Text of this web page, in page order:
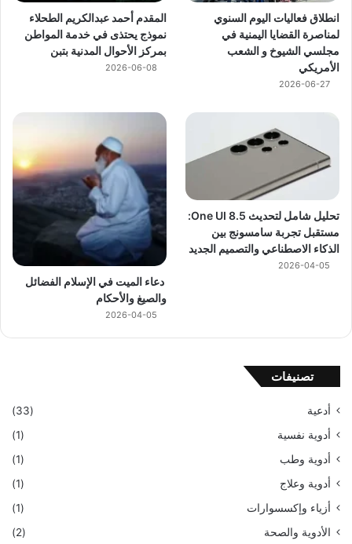
انطلاق فعاليات اليوم السنوي
لمناصرة القضايا اليمنية في
مجلسي الشيوخ و الشعب
الأمريكي
2026-06-27
المقدم أحمد عبدالكريم الطحلاء
نموذج يحتذى في خدمة المواطن
بمركز الأحوال المدنية بتبن
2026-06-08
تحليل شامل لتحديث One UI 8.5:
مستقبل تجربة سامسونج بين
الذكاء الاصطناعي والتصميم الجديد
2026-04-05
دعاء الميت في الإسلام الفضائل
والصيغ والأحكام
2026-04-05
تصنيفات
أدعية
(33)
أدوية نفسية
(1)
أدوية وطب
(1)
أدوية وعلاج
(1)
أزياء وإكسسوارات
(1)
الأدوية والصحة
(2)